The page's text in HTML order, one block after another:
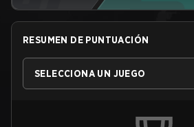
RESUMEN DE PUNTUACIÓN
SELECCIONA UN JUEGO